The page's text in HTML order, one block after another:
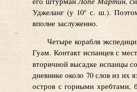
Уджеланг (у 10° с. ш.).
вполне заслуженно.
Четыре корабля
Гуам. Контакт испанцев с
вторичной высадке испанцы
дневнике около 70 слов из их
остров с горными хребтами,